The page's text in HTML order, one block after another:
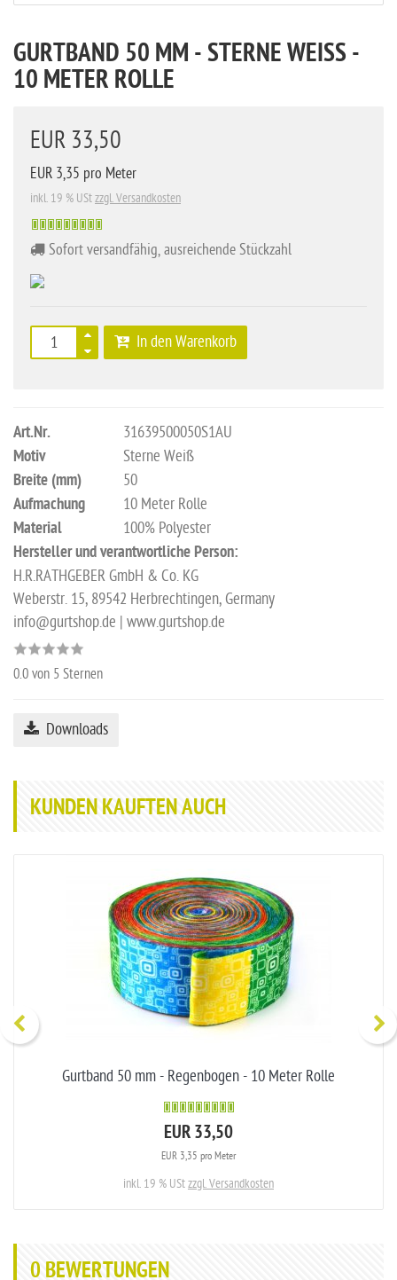
GURTBAND 50 MM - STERNE WEISS - 1
0 METER ROLLE
EUR 33,50
EUR 3,35 pro Meter
inkl. 19 % UStzzgl. Versandkosten
Sofort versandfähig, ausreichende Stückzahl
In den Warenkorb
Art.Nr. 31639500050S1AU
Motiv Sterne Weiß
Breite (mm) 50
Aufmachung 10 Meter Rolle
Material 100% Polyester
Hersteller und verantwortliche Person:
H.R.RATHGEBER GmbH & Co. KG
Weberstr. 15, 89542 Herbrechtingen, Germany
info@gurtshop.de | www.gurtshop.de
0.0 von 5 Sternen
Downloads
KUNDEN KAUFTEN AUCH
Gurtband 50 mm - Regenbogen - 10 Meter Rolle
EUR 33,50
EUR 3,35 pro Meter
inkl. 19 % UStzzgl. Versandkosten
0 BEWERTUNGEN